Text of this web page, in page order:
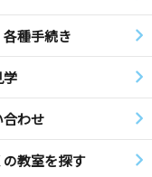
種手続き
学
合わせ
の教室を探す